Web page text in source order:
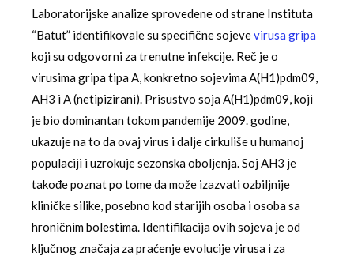
Laboratorijske analize sprovedene od strane Instituta
“Batut” identifikovale su specifične sojevevirusa gripa
koji su odgovorni za trenutne infekcije. Reč je o
virusima gripa tipa A, konkretno sojevima A(H1)pdm09,
AH3 i A (netipizirani). Prisustvo soja A(H1)pdm09, koji
je bio dominantan tokom pandemije 2009. godine,
ukazuje na to da ovaj virus i dalje cirkuliše u humanoj
populaciji i uzrokuje sezonska oboljenja. Soj AH3 je
takođe poznat po tome da može izazvati ozbiljnije
kliničke silike, posebno kod starijih osoba i osoba sa
hroničnim bolestima. Identifikacija ovih sojeva je od
ključnog značaja za praćenje evolucije virusa i za